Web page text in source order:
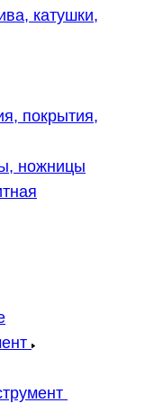
катушки,
покрытия,
ножницы